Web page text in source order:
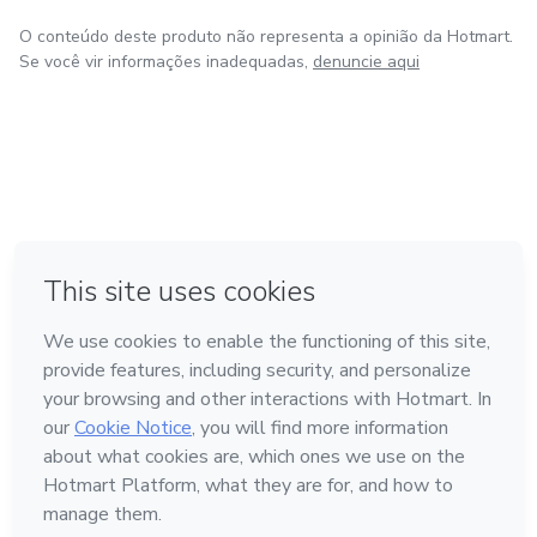
O conteúdo deste produto não representa a opinião da Hotmart.
Se você vir informações inadequadas, denuncie aqui
Feito com ❤ em Bogotá
Conheça a Hotmart
Idioma
Português